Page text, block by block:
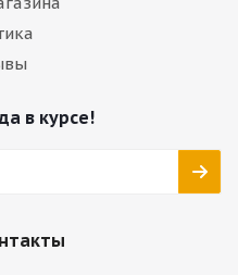
в курсе!